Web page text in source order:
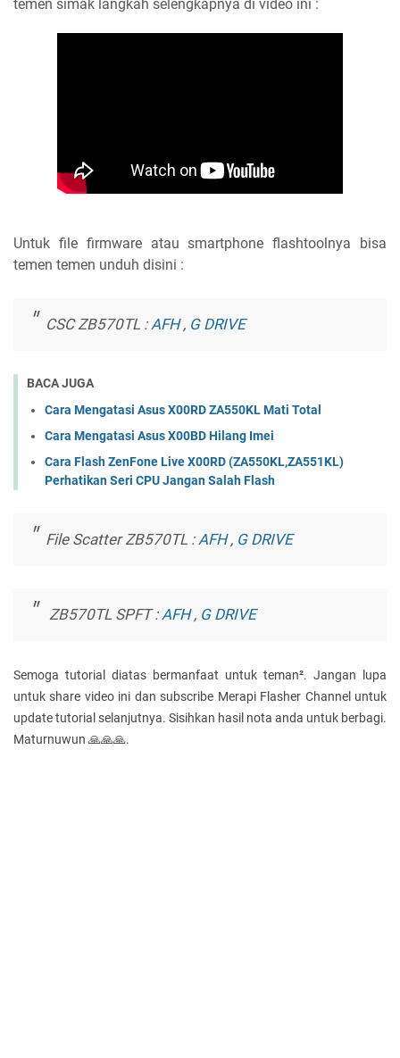
temen simak langkah selengkapnya di video ini :
Untuk file firmware atau smartphone flashtoolnya bisa
temen temen unduh disini :
CSC ZB570TL :AFH, G DRIVE
BACA JUGA
Cara Mengatasi Asus X00RD ZA550KL Mati Total
Cara Mengatasi Asus X00BD Hilang Imei
Cara Flash ZenFone Live X00RD (ZA550KL,ZA551KL)
Perhatikan Seri CPU Jangan Salah Flash
File Scatter ZB570TL : AFH, G DRIVE
ZB570TL SPFT :AFH, G DRIVE
Semoga tutorial diatas bermanfaat untuk teman². Jangan lupa
untuk share video ini dan subscribe Merapi Flasher Channel untuk
update tutorial selanjutnya. Sisihkan hasil nota anda untuk berbagi.
Maturnuwun 🙏🙏🙏.